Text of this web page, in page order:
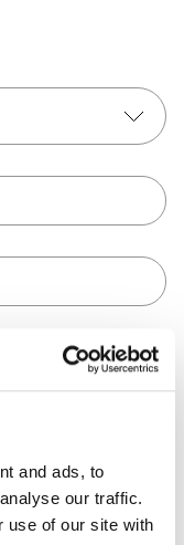
and ads, to
our traffic.
use of our site with